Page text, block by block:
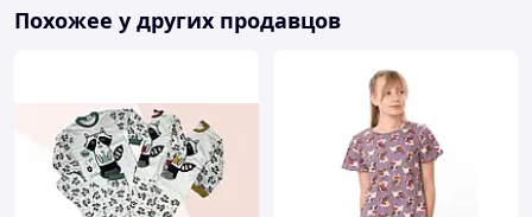
Похожее у других продавцов